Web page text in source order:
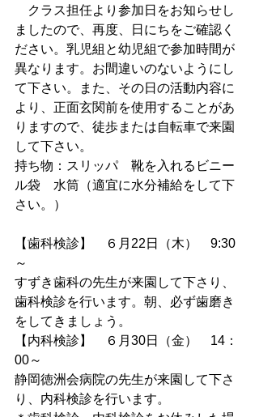
クラス担任より参加日をお知らせし
ましたので、再度、日にちをご確認く
ださい。乳児組と幼児組で参加時間が
異なります。お間違いのないようにし
て下さい。また、その日の活動内容に
より、正面玄関前を使用することがあ
りますので、徒歩または自転車で来園
して下さい。
持ち物：スリッパ　靴を入れるビニー
ル袋　水筒（適宜に水分補給をして下
さい。）
【歯科検診】　６月22日（木）　9:30
～
すずき歯科の先生が来園して下さり、
歯科検診を行います。朝、必ず歯磨き
をしてきましょう。
【内科検診】　６月30日（金）　14：
00～
静岡徳洲会病院の先生が来園して下さ
り、内科検診を行います。